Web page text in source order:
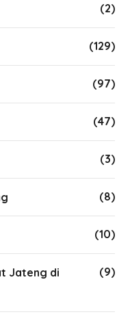
(2)
(129)
(97)
(47)
(3)
(8)
(10)
Jateng di
(9)